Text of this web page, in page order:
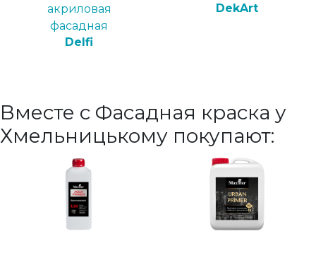
акриловая
фасадная
Delfi
DekArt
Вместе с Фасадная краска у
Хмельницькому покупают: